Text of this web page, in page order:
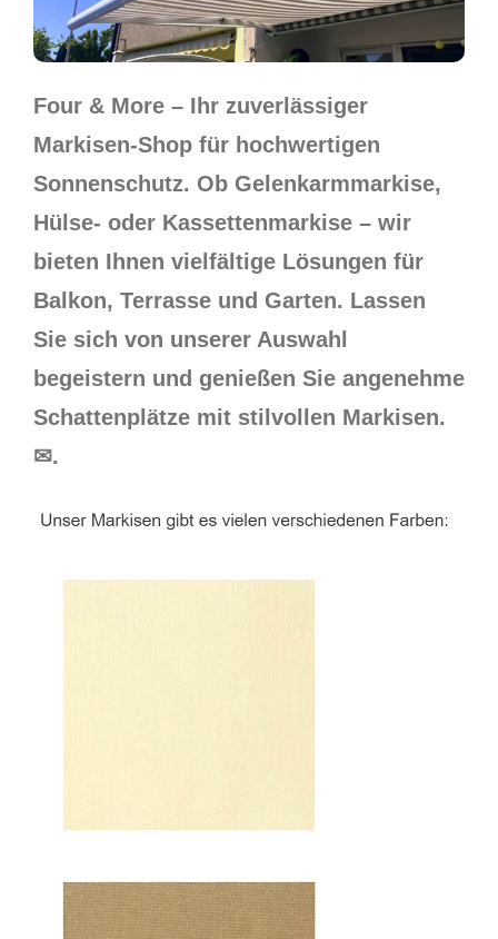
Four & More – Ihr zuverlässiger
Markisen-Shop für hochwertigen
Sonnenschutz. Ob Gelenkarmmarkise,
Hülse- oder Kassettenmarkise – wir
bieten Ihnen vielfältige Lösungen für
Balkon, Terrasse und Garten. Lassen
Sie sich von unserer Auswahl
begeistern und genießen Sie angenehme
Schattenplätze mit stilvollen Markisen.
✉.